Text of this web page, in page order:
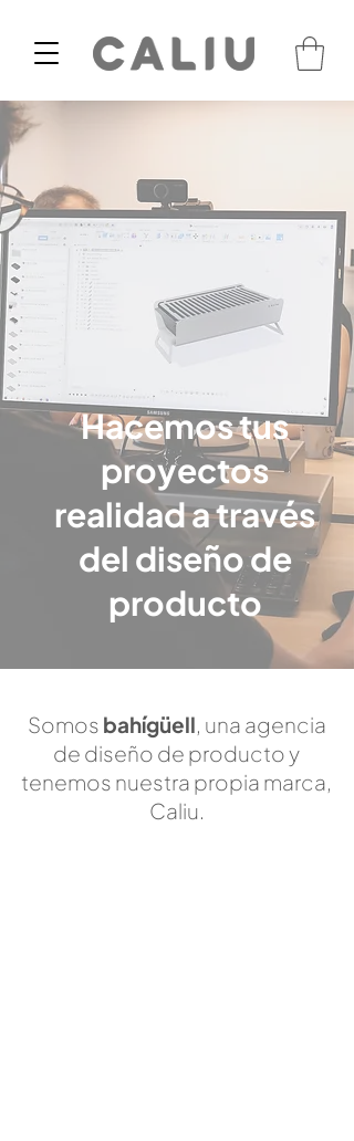
Hacemos tus
proyectos
realidad a través
del diseño de
producto
Somos bahígüell, una agencia
de diseño de producto y
tenemos nuestra propia marca,
Caliu.